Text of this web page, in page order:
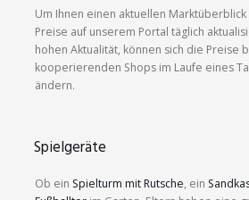
Um Ihnen einen aktuellen
Preise auf unserem Portal täglich
hohen Aktualität, können sich die Preise
kooperierenden Shops im Laufe eines
ändern.
Spielgeräte
Ob ein Spielturm mit Rutsche, ein